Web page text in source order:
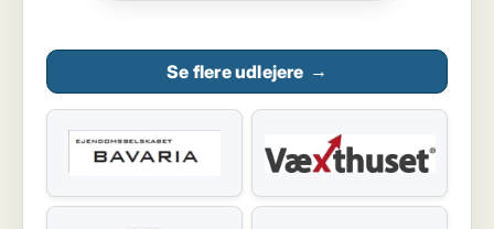
Se flere udlejere →